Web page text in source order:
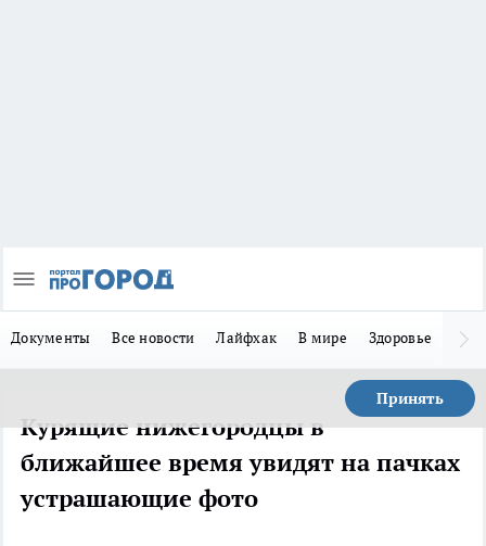
Документы Все новости Лайфхак В мире Здоровье
Принять
Курящие нижегородцы в
ближайшее время увидят на пачках
устрашающие фото